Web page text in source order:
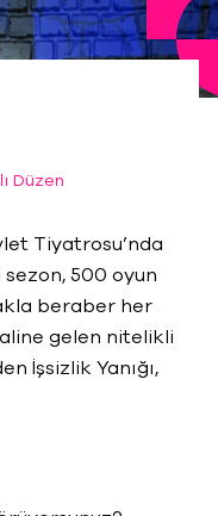
Düzen
Tiyatrosu’nda
500 oyun
beraber her
gelen nitelikli
İşsizlik Yanığı,